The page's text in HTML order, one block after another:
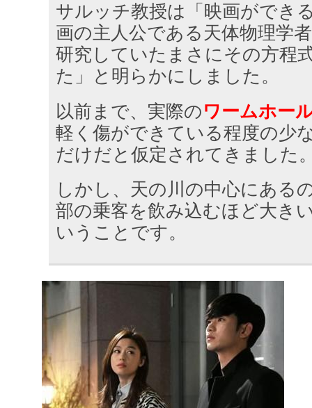
サルッチ教授は「映画ができ
画の主人公である天体物理学
研究していたまさにその方程
た」と明らかにしました。
以前まで、実際のワームホー
軽く傷ができている程度の少
だけだと仮定されてきました
しかし、天の川の中心にある
部の乗客を飲み込むほど大き
いうことです。